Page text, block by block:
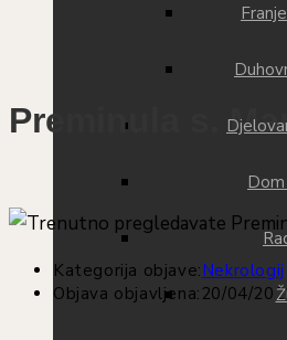
Preminula s.
Kategorija objave:Nekrologij
Objava objavljena: 20/04/